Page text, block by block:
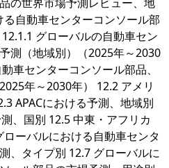
自動車センターコンソール部
グローバルの自動車セン
測（地域別）（2025年～2030
車センターコンソール部品、
年～2030年） 12.2 アメリ
APACにおける予測、地域別
、国別 12.5 中東・アフリカ
ーバルにおける自動車センタ
、タイプ別 12.7 グローバルに